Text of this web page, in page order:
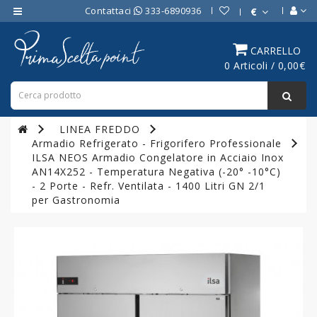
Contattaci 333-6890936 €
CARRELLO
0 Articoli / 0,00€
Category
ATTREZZATURE
BAR
ATTREZZATURE
PROFESSIONALI
CUCINA
LINEA
PROFESSIONALI
LINEA FREDDO
Armadio Refrigerato - Frigorifero Professionale
ILSA NEOS Armadio Congelatore in Acciaio Inox
AN14X252 - Temperatura Negativa (-20° -10°C)
- 2 Porte - Refr. Ventilata - 1400 Litri GN 2/1
per Gastronomia